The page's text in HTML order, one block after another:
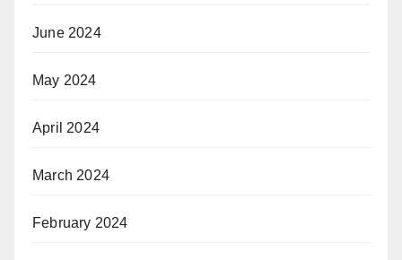
June 2024
May 2024
April 2024
March 2024
February 2024